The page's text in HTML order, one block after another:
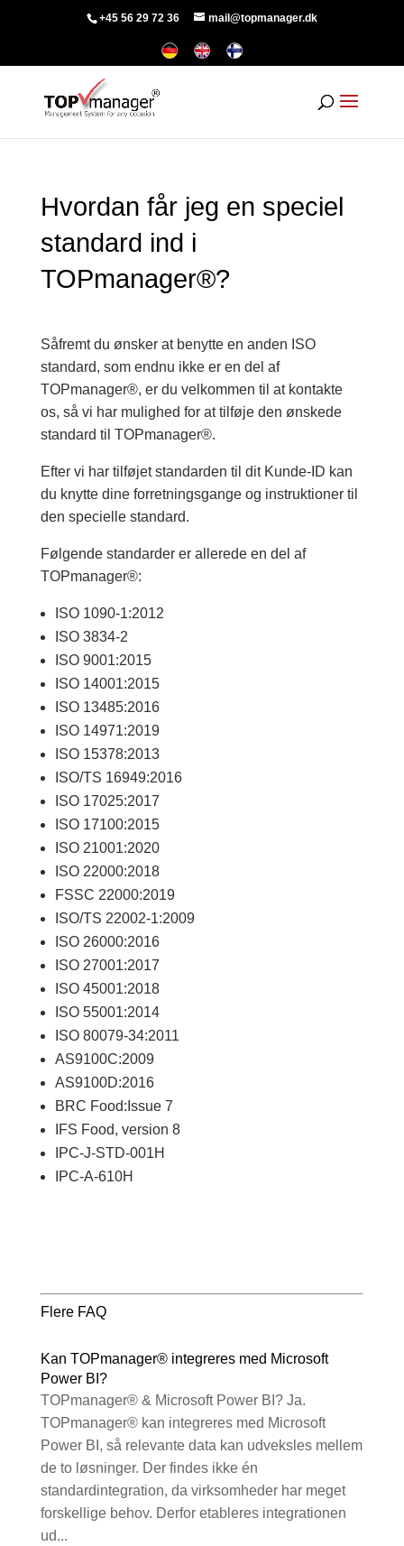
+45 56 29 72 36 mail@topmanager.dk
Hvordan får jeg en speciel
standard ind i
TOPmanager®?
Såfremt du ønsker at benytte en anden ISO
standard, som endnu ikke er en del af
TOPmanager®, er du velkommen til at kontakte
os, så vi har mulighed for at tilføje den ønskede
standard til TOPmanager®.
Efter vi har tilføjet standarden til dit Kunde-ID kan
du knytte dine forretningsgange og instruktioner til
den specielle standard.
Følgende standarder er allerede en del af
TOPmanager®:
ISO 1090-1:2012
ISO 3834-2
ISO 9001:2015
ISO 14001:2015
ISO 13485:2016
ISO 14971:2019
ISO 15378:2013
ISO/TS 16949:2016
ISO 17025:2017
ISO 17100:2015
ISO 21001:2020
ISO 22000:2018
FSSC 22000:2019
ISO/TS 22002-1:2009
ISO 26000:2016
ISO 27001:2017
ISO 45001:2018
ISO 55001:2014
ISO 80079-34:2011
AS9100C:2009
AS9100D:2016
BRC Food:Issue 7
IFS Food, version 8
IPC-J-STD-001H
IPC-A-610H
Flere FAQ
Kan TOPmanager® integreres med Microsoft
Power BI?
TOPmanager® & Microsoft Power BI? Ja.
TOPmanager® kan integreres med Microsoft
Power BI, så relevante data kan udveksles mellem
de to løsninger. Der findes ikke én
standardintegration, da virksomheder har meget
forskellige behov. Derfor etableres integrationen
ud...